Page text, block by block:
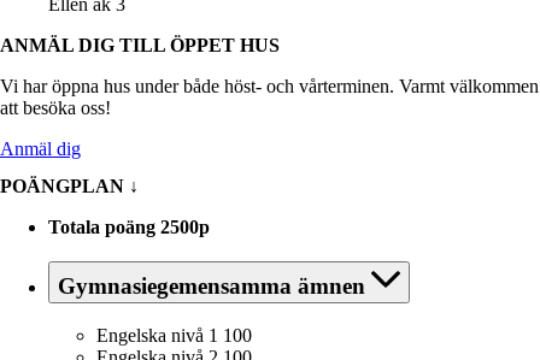
ANMÄL DIG TILL ÖPPET HUS
Vi har öppna hus under både höst- och vårterminen. Varmt välkommen
att besöka oss!
Anmäl dig
POÄNGPLAN ↓
Totala poäng 2500p
Gymnasiegemensamma ämnen
Engelska nivå 1 100